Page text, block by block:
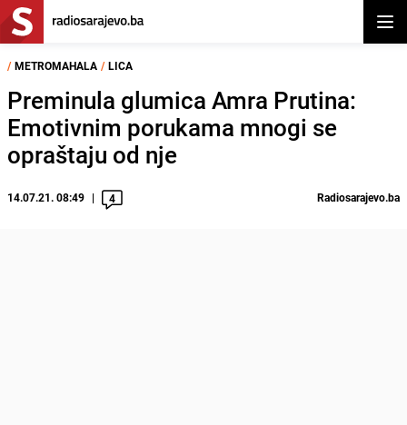
/ METROMAHALA / LICA
Preminula glumica Amra Prutina:
Emotivnim porukama mnogi se
opraštaju od nje
14.07.21. 08:49 4 Radiosarajevo.ba